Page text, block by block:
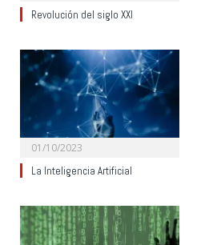
Revolución del siglo XXI
01/10/2023
La Inteligencia Artificial